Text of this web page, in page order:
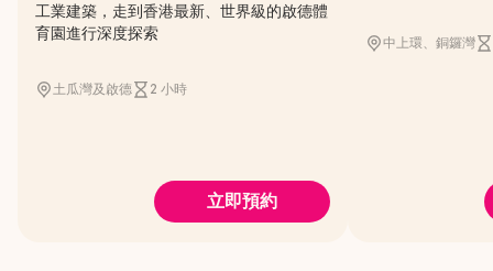
工業建築，走到香港最新、世界級的啟德體
育園進行深度探索
土瓜灣及啟德 2 小時
立即預約
中上環、銅鑼灣